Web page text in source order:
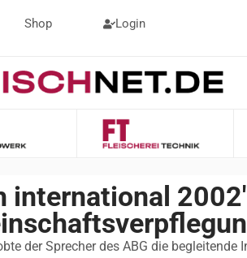
Shop Login
international
der Sprecher des ABG die begleitende